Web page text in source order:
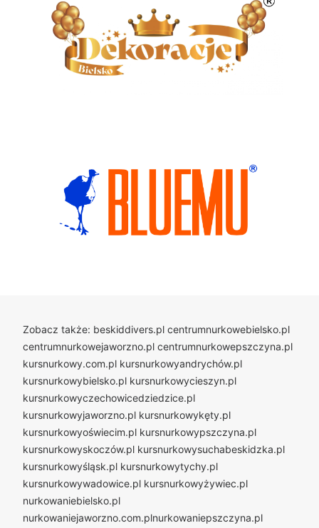
Zobacz także: beskiddivers.pl centrumnurkowebielsko.pl
centrumnurkowejaworzno.pl centrumnurkowepszczyna.pl
kursnurkowy.com.pl kursnurkowyandrychów.pl
kursnurkowybielsko.pl kursnurkowycieszyn.pl
kursnurkowyczechowicedziedzice.pl
kursnurkowyjaworzno.pl kursnurkowykęty.pl
kursnurkowyoświecim.pl kursnurkowypszczyna.pl
kursnurkowyskoczów.pl kursnurkowysuchabeskidzka.pl
kursnurkowyśląsk.pl kursnurkowytychy.pl
kursnurkowywadowice.pl kursnurkowyżywiec.pl
nurkowaniebielsko.pl
nurkowaniejaworzno.com.plnurkowaniepszczyna.pl